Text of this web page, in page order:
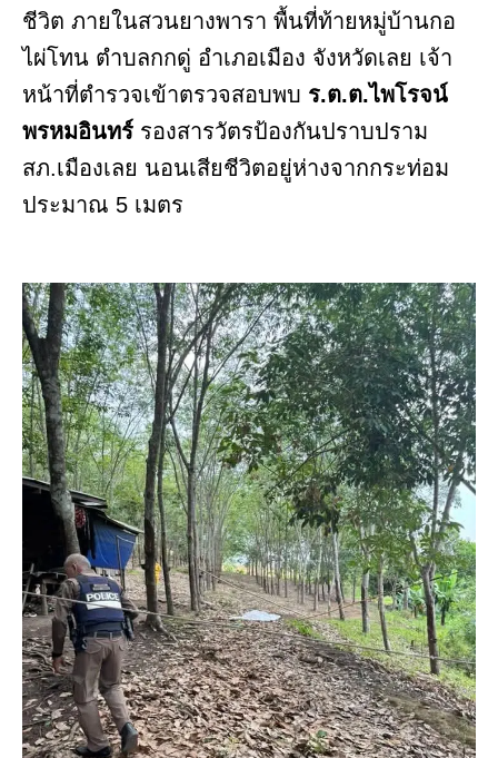
ชีวิต ภายในสวนยางพารา พื้นที่ท้ายหมู่บ้านกอ
ไผ่โทน ตำบลกกดู่ อำเภอเมือง จังหวัดเลย เจ้า
หน้าที่ตำรวจเข้าตรวจสอบพบ ร.ต.ต.ไพโรจน์
พรหมอินทร์ รองสารวัตรป้องกันปราบปราม
สภ.เมืองเลย นอนเสียชีวิตอยู่ห่างจากกระท่อม
ประมาณ 5 เมตร